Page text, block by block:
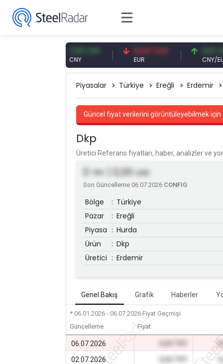
54,87 EUR
EUR
0,13 CNY
CNY/EUR
Piyasalar Türkiye Ereğli Erdemir
Güncel fiyat verilerini görüntüleyebilmek için
Dkp
Üretici Referans fiyatları, haber, analizler ve
TRY | 0,00 USD
Son Güncelleme 06.07.2026 CONFIG
Bölge : Türkiye
Pazar
: Ereğli
Piyasa : Hurda
Ürün
: Dkp
Üretici : Erdemir
Genel Bakış Grafik Haberler
* 06.01.2026 - 06.07.2026 Fiyat Geçmişi
Güncelleme
Fiyat
06.07.2026
02.07.2026